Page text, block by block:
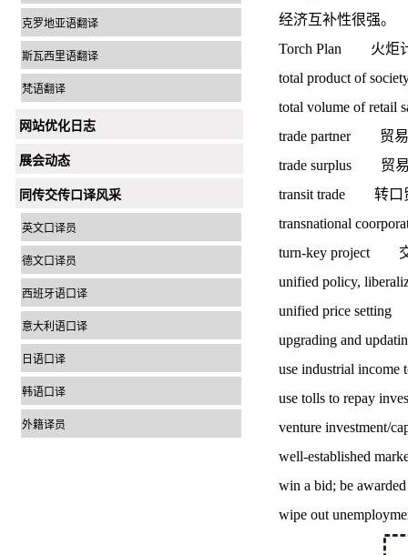
克罗地亚语翻译
斯瓦西里语翻译
梵语翻译
网站优化日志
展会动态
同传交传口译风采
英文口译员
德文口译员
西班牙语口译
意大利语口译
日语口译
韩语口译
外籍译员
经济互补性很强。
Torch Plan 火炬
total product of
total volume of
trade partner 贸
trade surplus 贸
transit trade 转口
transnational
turn-key project
unified policy,
unified price
upgrading and
use industrial
use tolls to repay
venture
well-established
win a bid; be
wipe out